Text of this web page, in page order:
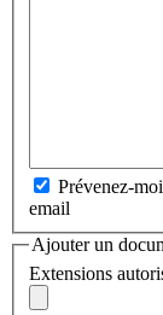
Prévenez-
email
Ajouter un
Extensions